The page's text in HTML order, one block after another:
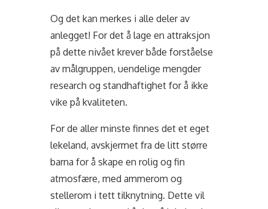
Og det kan merkes i alle deler av
anlegget! For det å lage en attraksjon
på dette nivået krever både forståelse
av målgruppen, uendelige mengder
research og standhaftighet for å ikke
vike på kvaliteten.
For de aller minste finnes det et eget
lekeland, avskjermet fra de litt større
barna for å skape en rolig og fin
atmosfære, med ammerom og
stellerom i tett tilknytning. Dette vil